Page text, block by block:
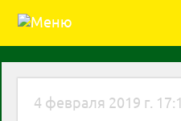
4 февраля 2019 г.